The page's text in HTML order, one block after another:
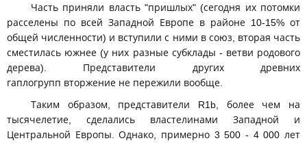
Часть приняли власть "пришлых" (сегодня их потомки
расселены по всей Западной Европе в районе 10-15% от
общей численности) и вступили с ними в союз, вторая часть
сместилась южнее (у них разные субклады - ветви родового
дерева). Представители других древних
гаплогрупп вторжение не пережили вообще.
Таким образом, представители R1b, более чем на
тысячелетие, сделались властелинами Западной и
Центральной Европы. Однако, примерно 3 500 - 4 000 лет